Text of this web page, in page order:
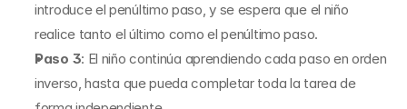
introduce el penúltimo paso, y se espera que el niño
realice tanto el último como el penúltimo paso.
Paso 3: El niño continúa aprendiendo cada paso en orden
inverso, hasta que pueda completar toda la tarea de